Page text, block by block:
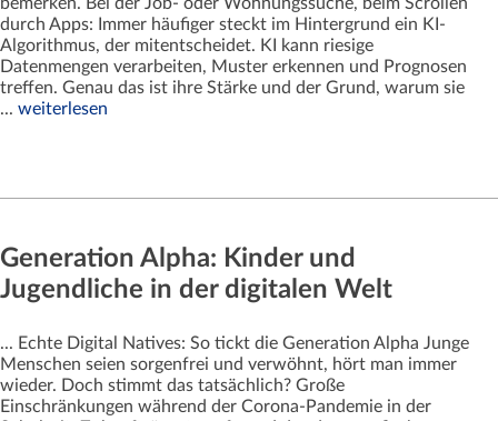
durch Apps: Immer häufiger steckt im Hintergrund ein KI-
Algorithmus, der mitentscheidet. KI kann riesige
Datenmengen verarbeiten, Muster erkennen und Prognosen
treffen. Genau das ist ihre Stärke und der Grund, warum sie
... weiterlesen
Generation Alpha: Kinder und
Jugendliche in der digitalen Welt
... Echte Digital Natives: So tickt die Generation Alpha Junge
Menschen seien sorgenfrei und verwöhnt, hört man immer
wieder. Doch stimmt das tatsächlich? Große
Einschränkungen während der Corona-Pandemie in der